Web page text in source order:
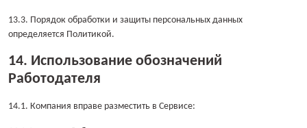
13.3. Порядок обработки и защиты персональных данных
определяется Политикой.
14. Использование обозначений
Работодателя
14.1. Компания вправе разместить в Сервисе: